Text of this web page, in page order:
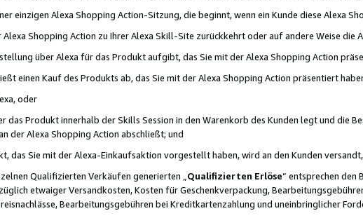
einzigen Alexa Shopping Action-Sitzung, die beginnt, wenn ein Kunde diese Alexa
Shopping Action zu Ihrer Alexa Skill-Site zurückkehrt oder auf andere Weise die
über Alexa für das Produkt aufgibt, das Sie mit der Alexa Shopping Action
einen Kauf des Produkts ab, das Sie mit der Alexa Shopping Action präsentiert
oder
das Produkt innerhalb der Skills Session in den Warenkorb des Kunden legt und die
der Alexa Shopping Action abschließt; und
das Sie mit der Alexa-Einkaufsaktion vorgestellt haben, wird an den Kunden
Qualifizierten Verkäufen generierten „ Qualifizierten Erlöse“ entsprechen den
etwaiger Versandkosten, Kosten für Geschenkverpackung,
Bearbeitungsgebühren bei Kreditkartenzahlung und uneinbringlicher